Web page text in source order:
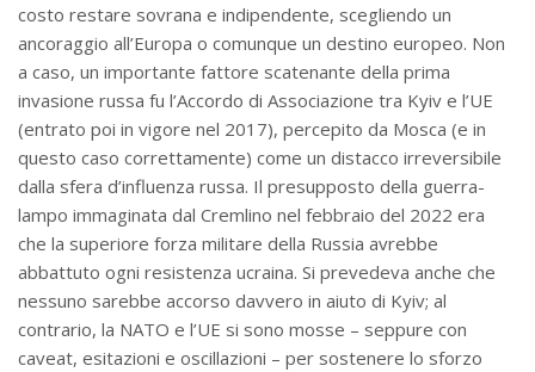
costo restare sovrana e indipendente, scegliendo un
ancoraggio all’Europa o comunque un destino europeo. Non
a caso, un importante fattore scatenante della prima
invasione russa fu l’Accordo di Associazione tra Kyiv e l’UE
(entrato poi in vigore nel 2017), percepito da Mosca (e in
questo caso correttamente) come un distacco irreversibile
dalla sfera d’influenza russa. Il presupposto della guerra-
lampo immaginata dal Cremlino nel febbraio del 2022 era
che la superiore forza militare della Russia avrebbe
abbattuto ogni resistenza ucraina. Si prevedeva anche che
nessuno sarebbe accorso davvero in aiuto di Kyiv; al
contrario, la NATO e l’UE si sono mosse – seppure con
caveat, esitazioni e oscillazioni – per sostenere lo sforzo